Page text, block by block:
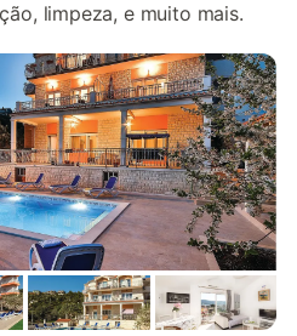
limpeza, e muito mais.